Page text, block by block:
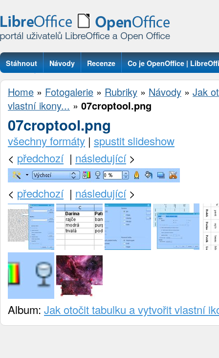
Stáhnout Návody Recenze Co je OpenOffice |
Otázky
Home » Fotogalerie » Rubriky » Návody » Jak
vlastní ikony... » 07croptool.png
07croptool.png
všechny formáty | spustit slideshow
< předchozí| následující>
< předchozí| následující>
Album: Jak otočit tabulku a vytvořit vlastní